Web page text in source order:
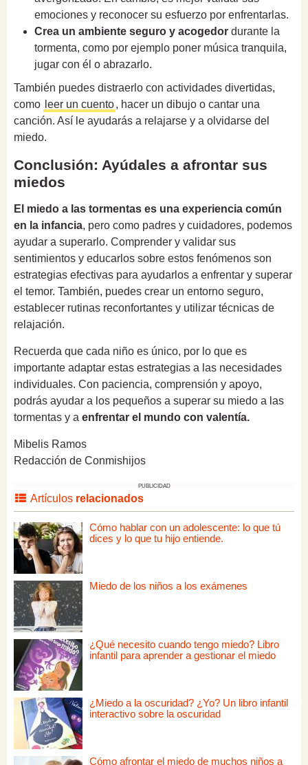
emociones y reconocer su esfuerzo por enfrentarlas.
Crea un ambiente seguro y acogedor durante la
tormenta, como por ejemplo poner música tranquila,
jugar con él o abrazarlo.
También puedes distraerlo con actividades divertidas,
como leer un cuento, hacer un dibujo o cantar una
canción. Así le ayudarás a relajarse y a olvidarse del
miedo.
Conclusión: Ayúdales a afrontar sus
miedos
El miedo a las tormentas es una experiencia común
en la infancia, pero como padres y cuidadores, podemos
ayudar a superarlo. Comprender y validar sus
sentimientos y educarlos sobre estos fenómenos son
estrategias efectivas para ayudarlos a enfrentar y superar
el temor. También, puedes crear un entorno seguro,
establecer rutinas reconfortantes y utilizar técnicas de
relajación.
Recuerda que cada niño es único, por lo que es
importante adaptar estas estrategias a las necesidades
individuales. Con paciencia, comprensión y apoyo,
podrás ayudar a los pequeños a superar su miedo a las
tormentas y a enfrentar el mundo con valentía.
Mibelis Ramos
Redacción de Conmishijos
PUBLICIDAD
Artículos relacionados
Cómo hablar con un adolescente: lo que tú
dices y lo que tu hijo entiende.
Miedo de los niños a los exámenes
¿Qué necesito cuando tengo miedo? Libro
infantil para aprender a gestionar el miedo
¿Miedo a la oscuridad? ¿Yo? Un libro infantil
interactivo sobre la oscuridad
Cómo afrontar el miedo de muchos niños a